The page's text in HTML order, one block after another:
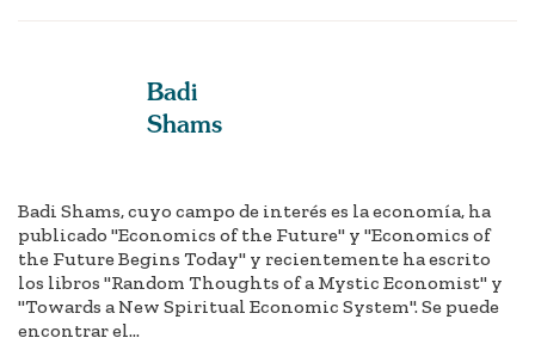
Badi
Shams
Badi Shams, cuyo campo de interés es la economía, ha
publicado "Economics of the Future" y "Economics of
the Future Begins Today" y recientemente ha escrito
los libros "Random Thoughts of a Mystic Economist" y
"Towards a New Spiritual Economic System". Se puede
encontrar el...